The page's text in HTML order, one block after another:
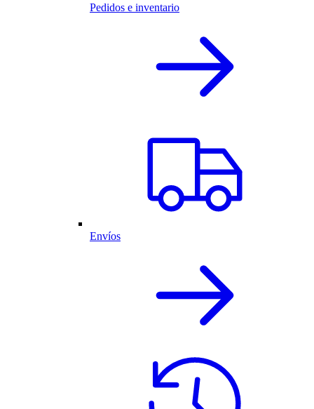
Pedidos e inventario
Envíos